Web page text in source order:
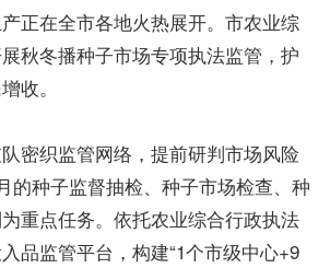
正在全市各地火热展开。市农业综
秋冬播种子市场专项执法监管，护
收。
密织监管网络，提前研判市场风险
的种子监督抽检、种子市场检查、种
重点任务。依托农业综合行政执法
品监管平台，构建“1个市级中心+9